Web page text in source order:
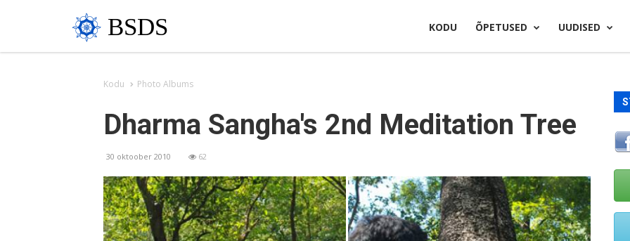
BSDS KODU ÕPETUSED UUDISED
Kodu Photo Albums
Dharma Sangha's 2nd Meditation Tree
30 oktoober 2010 62